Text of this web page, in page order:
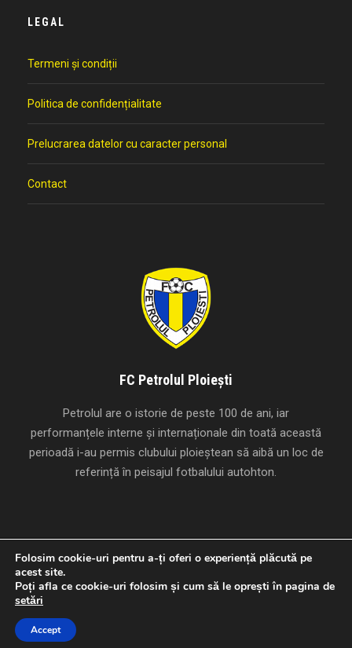
LEGAL
Termeni și condiții
Politica de confidențialitate
Prelucrarea datelor cu caracter personal
Contact
FC Petrolul Ploiești
Petrolul are o istorie de peste 100 de ani, iar
performanțele interne și internaționale din toată această
perioadă i-au permis clubului ploieștean să aibă un loc de
referință în peisajul fotbalului autohton.
Creat cu
Copyright 1924-2026 FC Petrolul Ploiești, Toate drepturile
rezervate
Folosim cookie-uri pentru a-ți oferi o experiență plăcută pe
acest site.
Poți afla ce cookie-uri folosim și cum să le oprești în pagina de
setări
Accept